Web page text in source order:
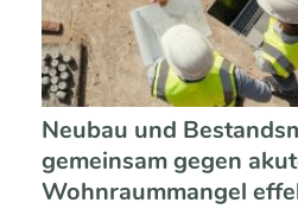
Neubau und
gemeinsam gegen
Wohnraummangel